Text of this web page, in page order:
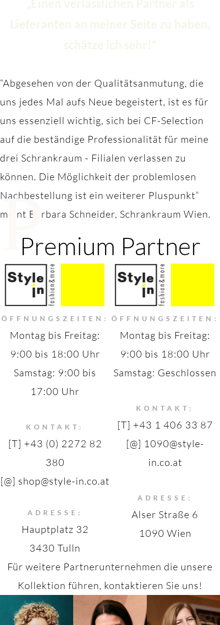
„Einen verlässlichen Partner als
Lieferanten an meiner Seite zu haben,
schätze ich sehr!“
“Abgesehen von der Qualitätsanmutung, die
uns jedes Mal aufs Neue begeistert, ist es für
uns essenziell wichtig, sich bei CF-Selection
auf die beständige Professionalität für meine
drei Schrankraum - Filialen verlassen zu
können. Die Möglichkeit der problemlosen
Nachbestellung ist ein weiterer Pluspunkt”
meint Barbara Schneider, Schrankraum Wien.
PPremium Partner
ÖFFNUNGSZEITEN:
Montag bis Freitag:
9:00 bis 18:00 Uhr
Samstag: 9:00 bis
17:00 Uhr
KONTAKT:
[T] +43 (0) 2272 82
380
[@] shop@style-in.co.at
ADRESSE:
Hauptplatz 32
3430 Tulln
ÖFFNUNGSZEITEN:
Montag bis Freitag:
9:00 bis 18:00 Uhr
Samstag: Geschlossen
KONTAKT:
[T] +43 1 406 33 87
[@] 1090@style-
in.co.at
ADRESSE:
Alser Straße 6
1090 Wien
Für weitere Partnerunternehmen die unsere
Kollektion führen, kontaktieren Sie uns!